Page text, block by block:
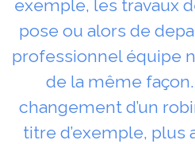
exemple, les travaux
pose ou alors de
professionnel équipe
de la même
changement d’un
titre d’exemple, plus